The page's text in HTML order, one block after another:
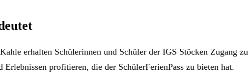
erhalten Schülerinnen und Schüler der IGS Stöcken Zugang zu
profitieren, die der SchülerFerienPass zu bieten hat.